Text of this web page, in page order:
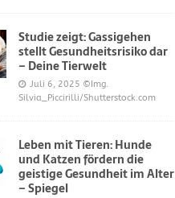
Studie zeigt: Gassigehen
stellt Gesundheitsrisiko dar
– Deine Tierwelt
Juli 6, 2025 ©Img.
Silvia_Piccirilli/Shutterstock.com
Leben mit Tieren: Hunde
und Katzen fördern die
geistige Gesundheit im Alter
– Spiegel